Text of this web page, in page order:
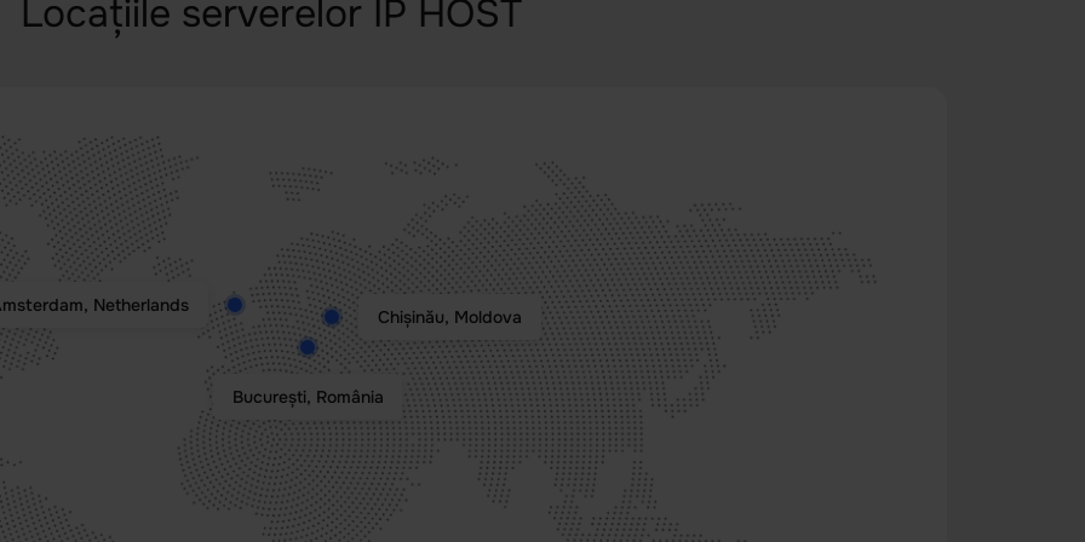
Locațiile serverelor IP HOST
Netherlands
București, România
Chișinău, Moldova